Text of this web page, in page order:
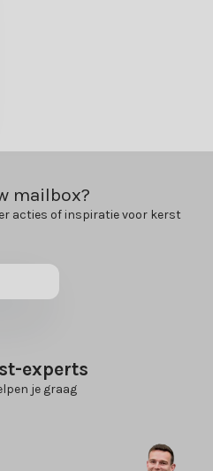
mailbox?
acties of inspiratie voor kerst
experts
je graag